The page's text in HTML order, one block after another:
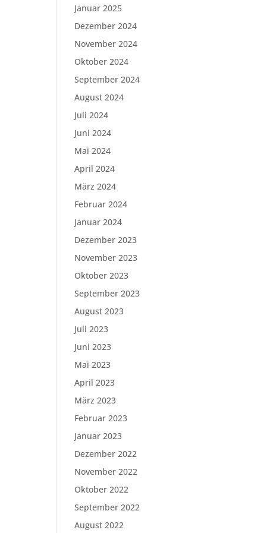
Januar 2025
Dezember 2024
November 2024
Oktober 2024
September 2024
August 2024
Juli 2024
Juni 2024
Mai 2024
April 2024
März 2024
Februar 2024
Januar 2024
Dezember 2023
November 2023
Oktober 2023
September 2023
August 2023
Juli 2023
Juni 2023
Mai 2023
April 2023
März 2023
Februar 2023
Januar 2023
Dezember 2022
November 2022
Oktober 2022
September 2022
August 2022